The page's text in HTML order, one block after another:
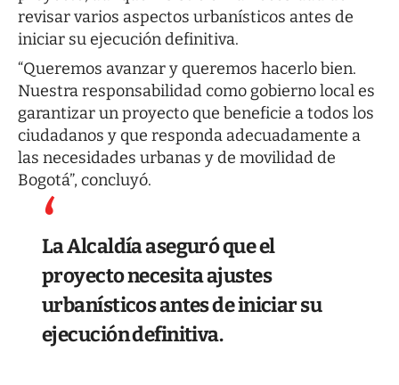
revisar varios aspectos urbanísticos antes de
iniciar su ejecución definitiva.
“Queremos avanzar y queremos hacerlo bien.
Nuestra responsabilidad como gobierno local es
garantizar un proyecto que beneficie a todos los
ciudadanos y que responda adecuadamente a
las necesidades urbanas y de movilidad de
Bogotá”, concluyó.
La Alcaldía aseguró que el
proyecto necesita ajustes
urbanísticos antes de iniciar su
ejecución definitiva.